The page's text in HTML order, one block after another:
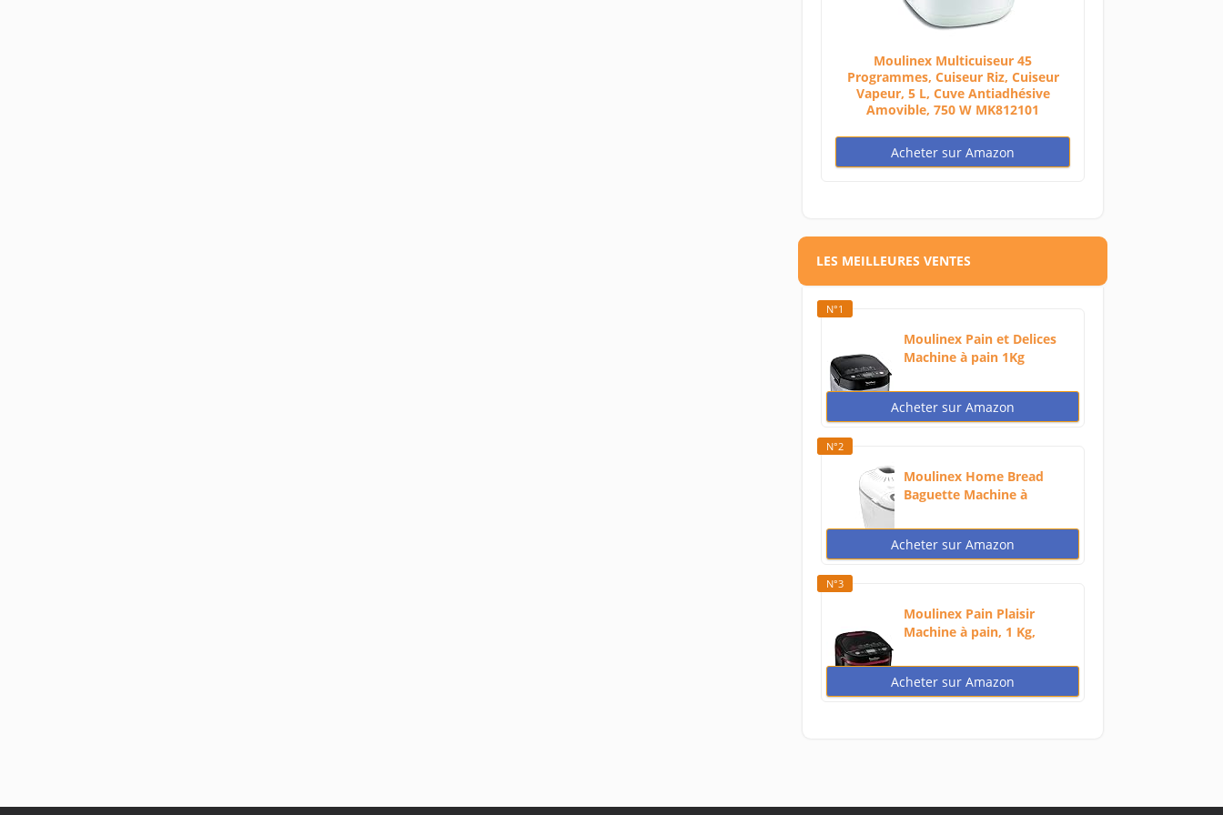
Moulinex Multicuiseur 45
Programmes, Cuiseur Riz, Cuiseur
Vapeur, 5 L, Cuve Antiadhésive
Amovible, 750 W MK812101
Acheter sur Amazon
LES MEILLEURES VENTES
N°1
Moulinex Pain et Delices
Machine à pain 1Kg
Acheter sur Amazon
N°2
Moulinex Home Bread
Baguette Machine à
Acheter sur Amazon
N°3
Moulinex Pain Plaisir
Machine à pain, 1 Kg,
Acheter sur Amazon